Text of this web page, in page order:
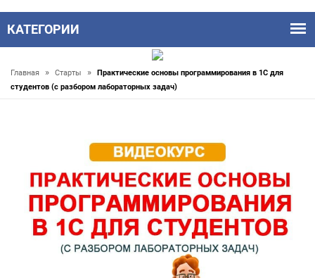
КАТЕГОРИИ
Главная » Старты »
Практические основы программирования в 1С для
студентов (с разбором лабораторных задач)